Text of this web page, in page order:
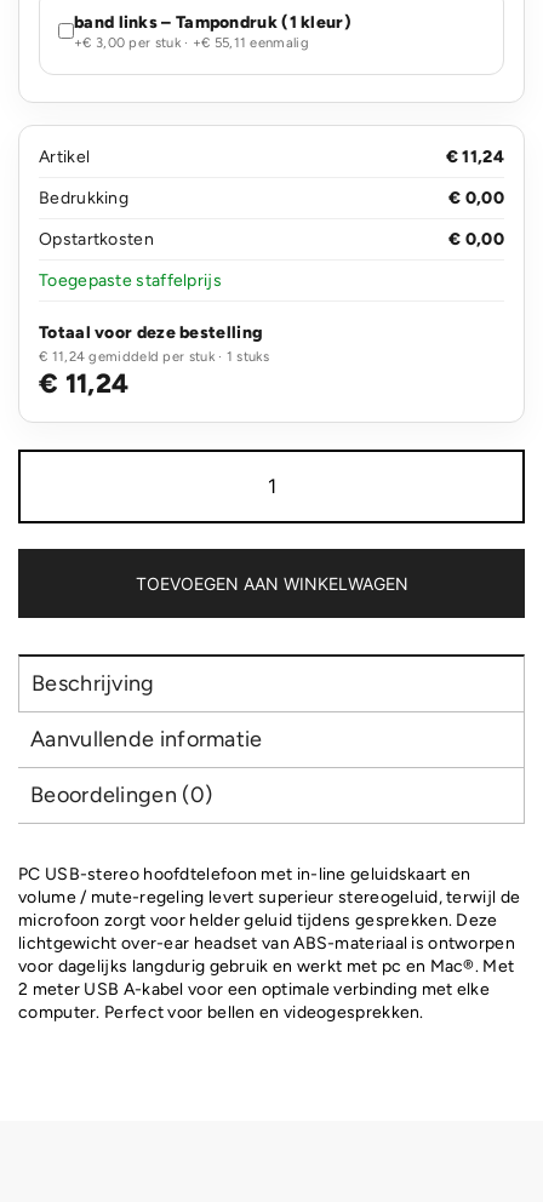
band links – Tampondruk (1 kleur)
+€ 3,00 per stuk · +€ 55,11 eenmalig
Artikel
€ 11,24
Bedrukking
€ 0,00
Opstartkosten
€ 0,00
Toegepaste staffelprijs
Totaal voor deze bestelling
€ 11,24 gemiddeld per stuk · 1 stuks
€ 11,24
ear
met
kabel
TOEVOEGEN AAN WINKELWAGEN
Beschrijving
Aanvullende informatie
Beoordelingen (0)
PC USB-stereo hoofdtelefoon met in-line geluidskaart en
volume / mute-regeling levert superieur stereogeluid, terwijl de
microfoon zorgt voor helder geluid tijdens gesprekken. Deze
lichtgewicht over-ear headset van ABS-materiaal is ontworpen
voor dagelijks langdurig gebruik en werkt met pc en Mac®. Met
2 meter USB A-kabel voor een optimale verbinding met elke
computer. Perfect voor bellen en videogesprekken.